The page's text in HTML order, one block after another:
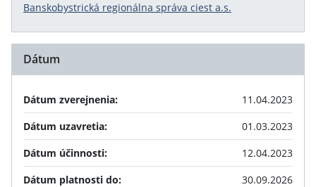
Banskobystrická regionálna správa ciest a.s.
Dátum
Dátum zverejnenia:
11.04.2023
Dátum uzavretia:
01.03.2023
Dátum účinnosti:
12.04.2023
Dátum platnosti do:
30.09.2026